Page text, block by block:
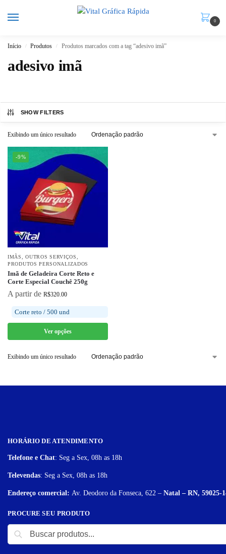
0
Início / Produtos / Produtos marcados com a tag “adesivo imã”
adesivo imã
SHOW FILTERS
Exibindo um único resultado
-9%
IMÃS ,OUTROS SERVIÇOS
PRODUTOS PERSONALIZADOS
Imã de Geladeira Corte Reto e
Corte Especial Couchê 250g
A partir de R$320.00
Corte reto / 500 und
Ver opções
Exibindo um único resultado
HORÁRIO DE ATENDIMENTO
Telefone e Chat: Seg a Sex, 08h as 18h
Televendas: Seg a Sex, 08h as 18h
Endereço comercial: Av. Deodoro da Fonseca, 622 – Natal – RN, 59025-
PROCURE SEU PRODUTO